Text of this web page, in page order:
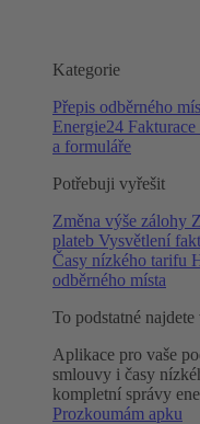
Kategorie
Přepis odběrného
Energie24
a formuláře
Potřebuji vyřešit
Změna výše zálohy
plateb Vysvětlení
Časy nízkého tarifu
odběrného místa
To podstatné
Aplikace pro vaše
smlouvy i časy
kompletní správy
Prozkoumám apku